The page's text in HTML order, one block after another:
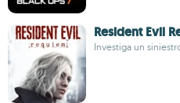
Resident Evil
Investiga un